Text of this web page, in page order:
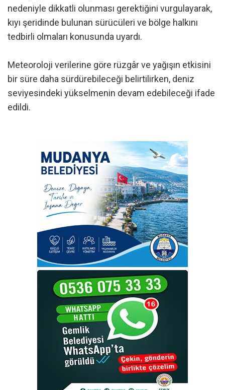
nedeniyle dikkatli olunması gerektiğini vurgulayarak,
kıyı şeridinde bulunan sürücüleri ve bölge halkını
tedbirli olmaları konusunda uyardı.
Meteoroloji verilerine göre rüzgâr ve yağışın etkisini
bir süre daha sürdürebileceği belirtilirken, deniz
seviyesindeki yükselmenin devam edebileceği ifade
edildi.